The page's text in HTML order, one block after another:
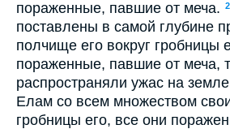
пораженные, павшие от меча.
поставлены в самой глубине
полчище его вокруг гробницы
пораженные, павшие от меча,
распространяли ужас на
Елам со всем множеством
гробницы его, все они